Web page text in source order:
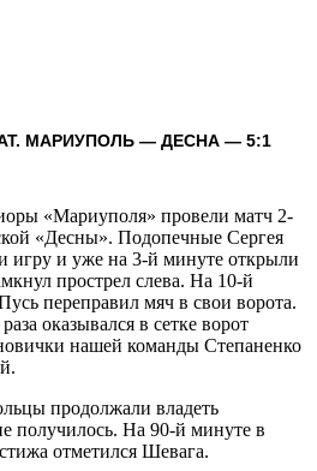
МАРИУПОЛЬ — ДЕСНА — 5:1
«Мариуполя» провели матч 2-
«Десны». Подопечные Сергея
игру и уже на 3-й минуте открыли
прострел слева. На 10-й
переправил мяч в свои ворота.
оказывался в сетке ворот
нашей команды Степаненко
продолжали владеть
получилось. На 90-й минуте в
отметился Шевага.